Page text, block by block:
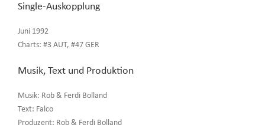
Single-Auskopplung
Juni 1992
Charts: #3 AUT, #47 GER
Musik, Text und Produktion
Musik: Rob & Ferdi Bolland
Text: Falco
Produzent: Rob & Ferdi Bolland